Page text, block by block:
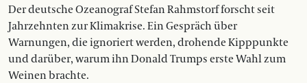
Der deutsche Ozeanograf Stefan Rahmstorf forscht seit
Jahrzehnten zur Klimakrise. Ein Gespräch über
Warnungen, die ignoriert werden, drohende Kipppunkte
und darüber, warum ihn Donald Trumps erste Wahl zum
Weinen brachte.